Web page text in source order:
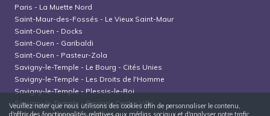
Paris - La Muette Nord
Saint-Maur-des-Fossés - Le Vieux Saint-Maur
Saint-Ouen - Docks
Saint-Ouen - Garibaldi
Saint-Ouen - Pasteur-Zola
Savigny-le-Temple - Le Bourg - Cités Unies
Savigny-le-Temple - Les Droits de l'Homme
Savigny-le-Temple-Plessis-le-Roi
Savigny-le-Temple -Savigny Centre Ville
Veuillez noter que nous utilisons des cookies afin de personnaliser le contenu,
d'offrir des fonctionnalités relatives aux médias sociaux et d'analyser notre trafic.